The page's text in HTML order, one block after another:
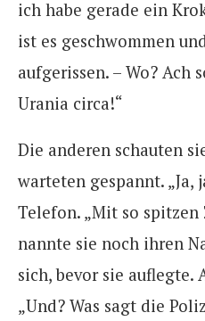
ich habe gerade ein
ist es geschwommen
aufgerissen. – Wo? Ach
Urania circa!“
Die anderen schauten
warteten gespannt. „Ja,
Telefon. „Mit so spitzen
nannte sie noch ihren
sich, bevor sie auflegte.
„Und? Was sagt die